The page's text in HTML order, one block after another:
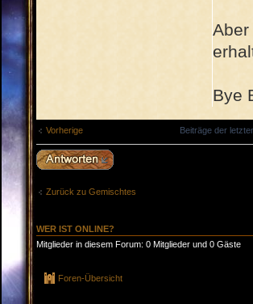
Bye
Vorherige Beiträge der
Antwort erstellen
Zurück zu Gemischtes
WER IST ONLINE?
Mitglieder in diesem Forum: 0 Mitglieder und 0 Gäste
Foren-Übersicht